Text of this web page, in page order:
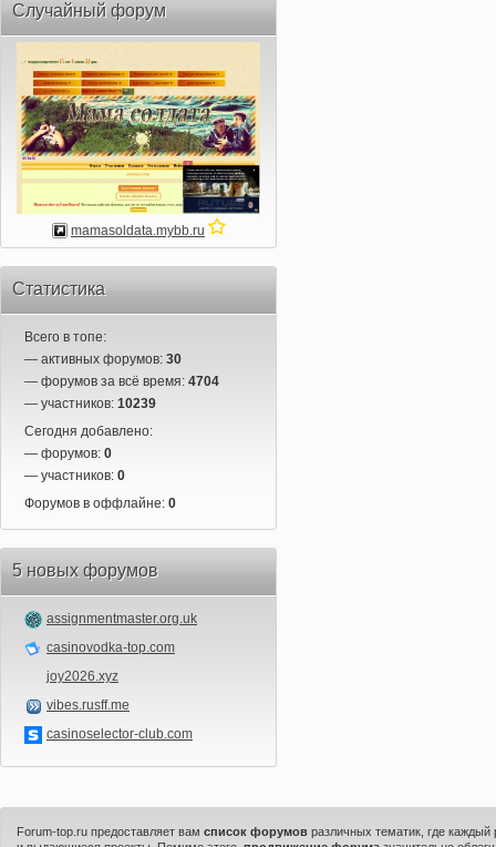
Случайный форум
mamasoldata.mybb.ru
Статистика
Всего в топе:
— активных форумов: 30
— форумов за всё время: 4704
— участников: 10239
Сегодня добавлено:
— форумов: 0
— участников: 0
Форумов в оффлайне: 0
5 новых форумов
assignmentmaster.org.uk
casinovodka-top.com
joy2026.xyz
vibes.rusff.me
casinoselector-club.com
Forum-top.ru предоставляет вамсписок форумов различных тематик, где